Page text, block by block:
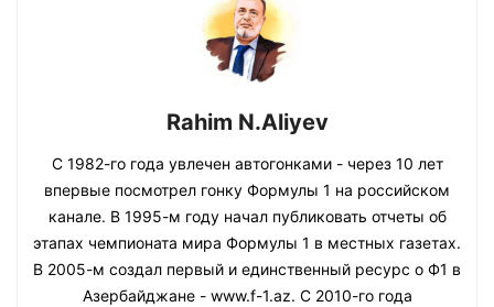
Rahim N.Aliyev
С 1982-го года увлечен автогонками - через 10 лет
впервые посмотрел гонку Формулы 1 на российском
канале. В 1995-м году начал публиковать отчеты об
этапах чемпионата мира Формулы 1 в местных газетах.
В 2005-м создал первый и единственный ресурс о Ф1 в
Азербайджане - www.f-1.az. С 2010-го года